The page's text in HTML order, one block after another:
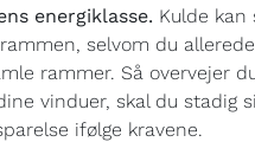
energiklasse. Kulde kan
selvom du
rammer. Så overvejer
vinduer, skal du stadig
ifølge kravene.